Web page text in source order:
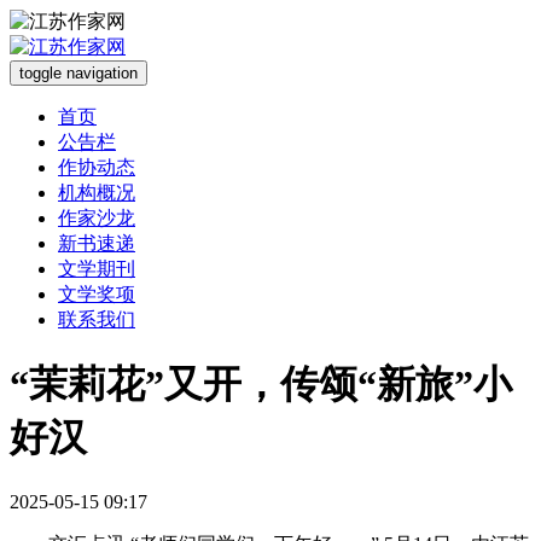
toggle navigation
首页
公告栏
作协动态
机构概况
作家沙龙
新书速递
文学期刊
文学奖项
联系我们
“茉莉花”又开，传颂“新旅”小
好汉
2025-05-15 09:17